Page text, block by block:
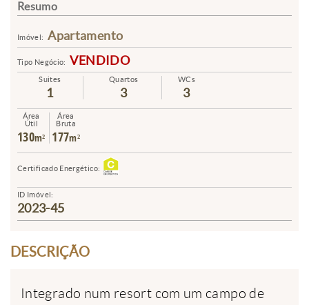
Resumo
Imóvel: Apartamento
Tipo Negócio: VENDIDO
Suites
1
Quartos
3
WCs
3
Área
Útil
130m²
Área
Bruta
177m²
Certificado Energético:
ID Imóvel:
2023-45
DESCRIÇÃO
Integrado num resort com um campo de